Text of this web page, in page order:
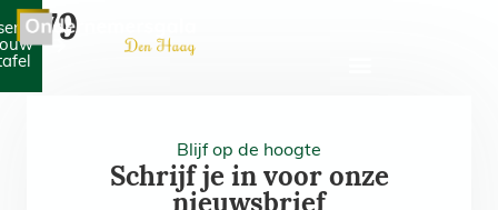
579
Blijf op de hoogte
Schrijf je in voor onze